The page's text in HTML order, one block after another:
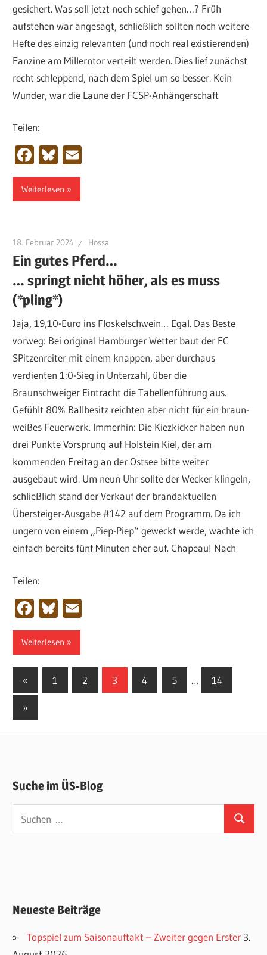
gesichert. Was soll jetzt noch schief gehen…? Früh
aufstehen war angesagt, schließlich sollten noch weitere
Hefte des einzig relevanten (und noch real existierenden)
Fanzine am Millerntor verteilt werden. Dies lief zunächst
recht schleppend, nach dem Spiel um so besser. Kein
Wunder, war die Laune der FCSP-Anhängerschaft
Teilen:
Facebook
Bluesky
Weiterlesen
18. Februar 2024 Hossa
Ein gutes Pferd…
… springt nicht höher, als es muss
(*pling*)
Jaja, 19,10-Euro ins Floskelschwein… Egal. Das Beste
vorweg: Bei original Hamburger Wetter baut der FC
SPitzenreiter mit einem knappen, aber durchaus
verdienten 1:0-Sieg in Unterzahl, über die
Braunschweiger Eintracht die Tabellenführung aus.
Gefühlt 80% Ballbesitz reichten aber nicht für ein braun-
weißes Feuerwerk. Immerhin: Die Kiezkicker haben nun
drei Punkte Vorsprung auf Holstein Kiel, der am
kommenden Freitag an der Ostsee bitte weiter
ausgebaut wird. Um neun Uhr sollte der Wecker klingeln,
schließlich stand der Verkauf der brandaktuellen
Übersteiger-Ausgabe #142 auf dem Programm. Da ich
ungern von einem „Piep-Piep“ geweckt werde, wachte ich
einfach bereits fünf Minuten eher auf. Chapeau! Nach
Teilen:
Facebook
Bluesky
Weiterlesen
Seitennummerierung
der
Beiträge
« Vorherige
Beiträge
1 2 3 4 5 … 14
Nächste
Beiträge
»
Suche im ÜS-Blog
Suchen
Neueste Beiträge
Topspiel zum Saisonauftakt – Zweiter gegen Erster 3.